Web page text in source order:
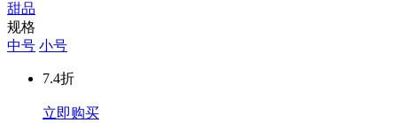
甜品
规格
中号 小号
7.4折
立即购买